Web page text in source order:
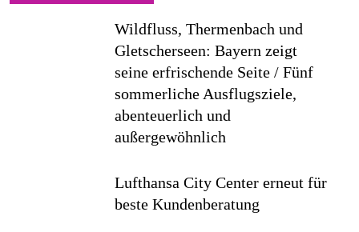
Wildfluss, Thermenbach und
Gletscherseen: Bayern zeigt
seine erfrischende Seite / Fünf
sommerliche Ausflugsziele,
abenteuerlich und
außergewöhnlich
Lufthansa City Center erneut für
beste Kundenberatung